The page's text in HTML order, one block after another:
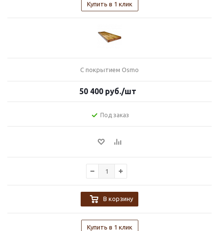
Купить в 1 клик
С покрытием Osmo
50 400 руб./шт
Под заказ
В корзину
Купить в 1 клик